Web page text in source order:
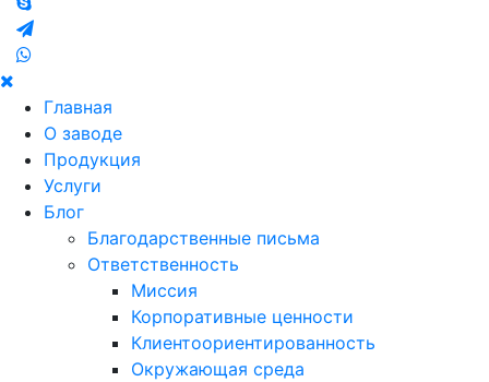
Главная
О заводе
Продукция
Услуги
Блог
Благодарственные письма
Ответственность
Миссия
Корпоративные ценности
Клиентоориентированность
Окружающая среда